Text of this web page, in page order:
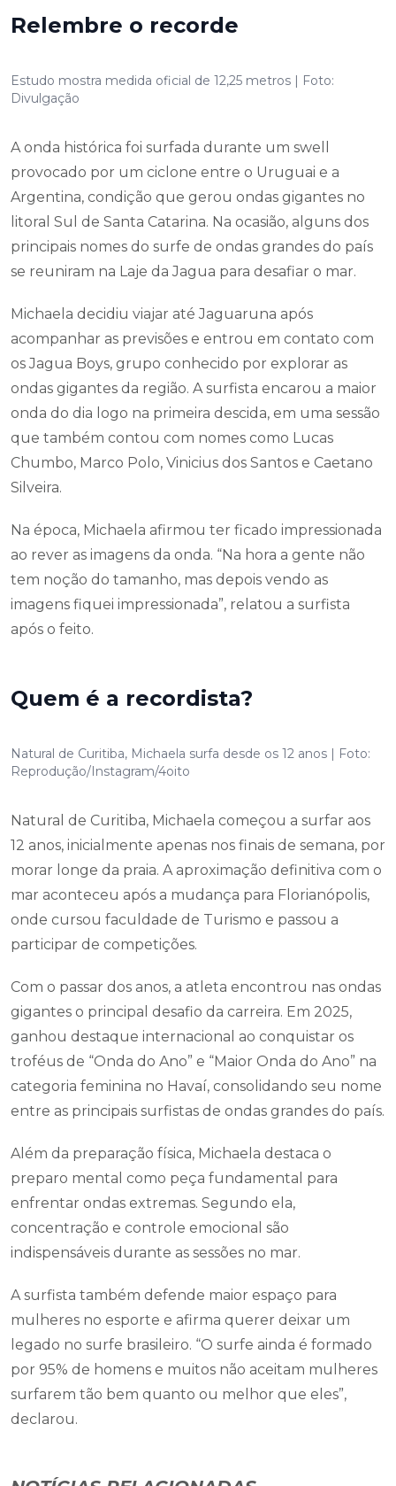
Relembre o recorde
Estudo mostra medida oficial de 12,25 metros | Foto:
Divulgação
A onda histórica foi surfada durante um swell
provocado por um ciclone entre o Uruguai e a
Argentina, condição que gerou ondas gigantes no
litoral Sul de Santa Catarina. Na ocasião, alguns dos
principais nomes do surfe de ondas grandes do país
se reuniram na Laje da Jagua para desafiar o mar.
Michaela decidiu viajar até Jaguaruna após
acompanhar as previsões e entrou em contato com
os Jagua Boys, grupo conhecido por explorar as
ondas gigantes da região. A surfista encarou a maior
onda do dia logo na primeira descida, em uma sessão
que também contou com nomes como Lucas
Chumbo, Marco Polo, Vinicius dos Santos e Caetano
Silveira.
Na época, Michaela afirmou ter ficado impressionada
ao rever as imagens da onda. “Na hora a gente não
tem noção do tamanho, mas depois vendo as
imagens fiquei impressionada”, relatou a surfista
após o feito.
Quem é a recordista?
Natural de Curitiba, Michaela surfa desde os 12 anos | Foto:
Reprodução/Instagram/4oito
Natural de Curitiba, Michaela começou a surfar aos
12 anos, inicialmente apenas nos finais de semana, por
morar longe da praia. A aproximação definitiva com o
mar aconteceu após a mudança para Florianópolis,
onde cursou faculdade de Turismo e passou a
participar de competições.
Com o passar dos anos, a atleta encontrou nas ondas
gigantes o principal desafio da carreira. Em 2025,
ganhou destaque internacional ao conquistar os
troféus de “Onda do Ano” e “Maior Onda do Ano” na
categoria feminina no Havaí, consolidando seu nome
entre as principais surfistas de ondas grandes do país.
Além da preparação física, Michaela destaca o
preparo mental como peça fundamental para
enfrentar ondas extremas. Segundo ela,
concentração e controle emocional são
indispensáveis durante as sessões no mar.
A surfista também defende maior espaço para
mulheres no esporte e afirma querer deixar um
legado no surfe brasileiro. “O surfe ainda é formado
por 95% de homens e muitos não aceitam mulheres
surfarem tão bem quanto ou melhor que eles”,
declarou.